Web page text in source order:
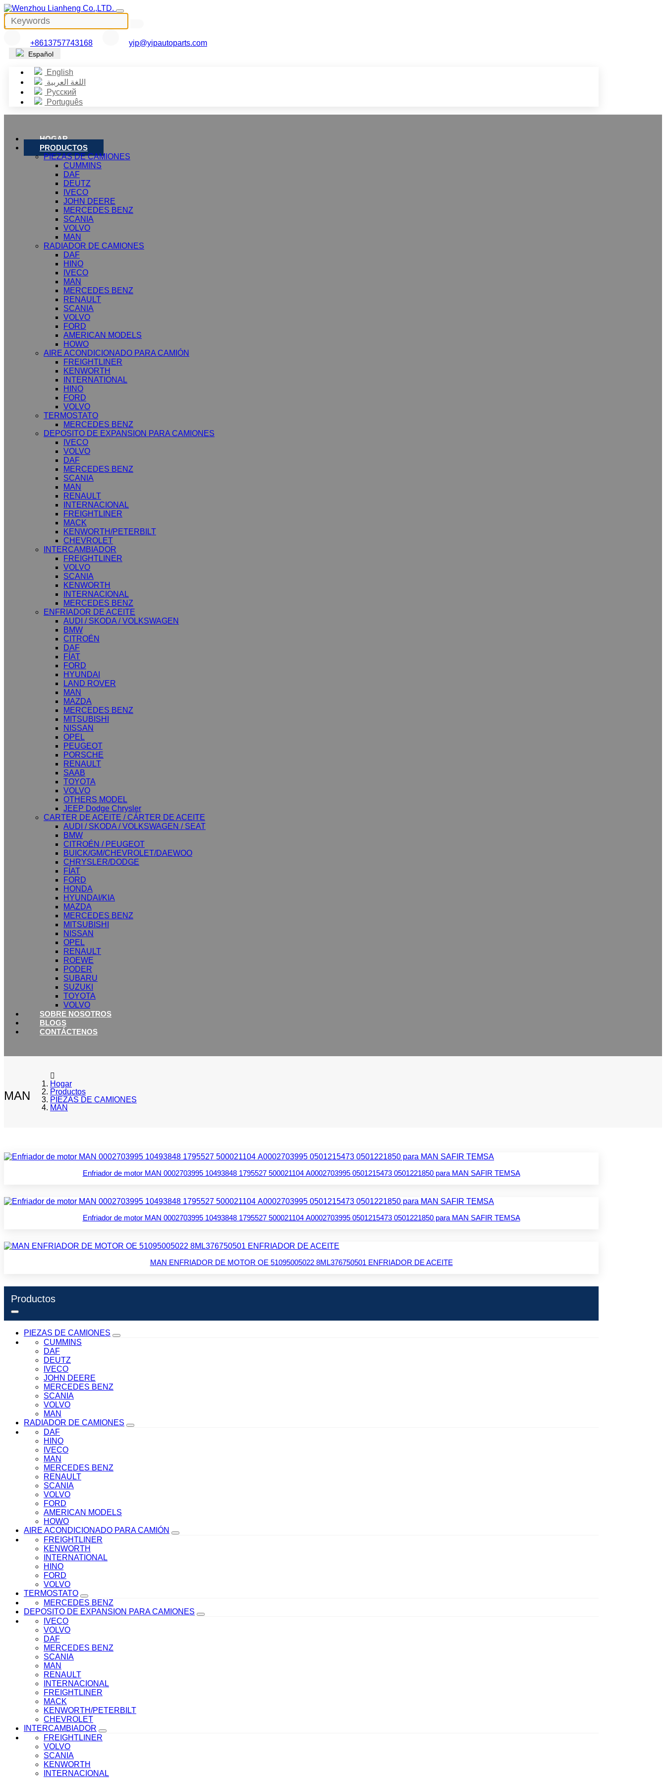
+8613757743168 yip@yipautoparts.com
Español
English
اللغة العربية
Русский
Português
HOGAR
PRODUCTOS
PIEZAS DE CAMIONES
CUMMINS
DAF
DEUTZ
IVECO
JOHN DEERE
MERCEDES BENZ
SCANIA
VOLVO
MAN
RADIADOR DE CAMIONES
DAF
HINO
IVECO
MAN
MERCEDES BENZ
RENAULT
SCANIA
VOLVO
FORD
AMERICAN MODELS
HOWO
AIRE ACONDICIONADO PARA CAMIÓN
FREIGHTLINER
KENWORTH
INTERNATIONAL
HINO
FORD
VOLVO
TERMOSTATO
MERCEDES BENZ
DEPOSITO DE EXPANSION PARA CAMIONES
IVECO
VOLVO
DAF
MERCEDES BENZ
SCANIA
MAN
RENAULT
INTERNACIONAL
FREIGHTLINER
MACK
KENWORTH/PETERBILT
CHEVROLET
INTERCAMBIADOR
FREIGHTLINER
VOLVO
SCANIA
KENWORTH
INTERNACIONAL
MERCEDES BENZ
ENFRIADOR DE ACEITE
AUDI / SKODA / VOLKSWAGEN
BMW
CITROÉN
DAF
FÍAT
FORD
HYUNDAI
LAND ROVER
MAN
MAZDA
MERCEDES BENZ
MITSUBISHI
NISSAN
OPEL
PEUGEOT
PORSCHE
RENAULT
SAAB
TOYOTA
VOLVO
OTHERS MODEL
JEEP Dodge Chrysler
CARTER DE ACEITE / CÁRTER DE ACEITE
AUDI / SKODA / VOLKSWAGEN / SEAT
BMW
CITROÉN / PEUGEOT
BUICK/GM/CHEVROLET/DAEWOO
CHRYSLER/DODGE
FÍAT
FORD
HONDA
HYUNDAI/KIA
MAZDA
MERCEDES BENZ
MITSUBISHI
NISSAN
OPEL
RENAULT
ROEWE
PODER
SUBARU
SUZUKI
TOYOTA
VOLVO
SOBRE NOSOTROS
BLOGS
CONTÁCTENOS
MAN
Hogar
Productos
PIEZAS DE CAMIONES
MAN
Enfriador de motor MAN 0002703995 10493848 1795527 500021104 A0002703995 0501215473 0501221850 para MAN SAFIR TEMSA
Enfriador de motor MAN 0002703995 10493848 1795527 500021104 A0002703995 0501215473 0501221850 para MAN SAFIR TEMSA
MAN ENFRIADOR DE MOTOR OE 51095005022 8ML376750501 ENFRIADOR DE ACEITE
Productos
PIEZAS DE CAMIONES
CUMMINS
DAF
DEUTZ
IVECO
JOHN DEERE
MERCEDES BENZ
SCANIA
VOLVO
MAN
RADIADOR DE CAMIONES
DAF
HINO
IVECO
MAN
MERCEDES BENZ
RENAULT
SCANIA
VOLVO
FORD
AMERICAN MODELS
HOWO
AIRE ACONDICIONADO PARA CAMIÓN
FREIGHTLINER
KENWORTH
INTERNATIONAL
HINO
FORD
VOLVO
TERMOSTATO
MERCEDES BENZ
DEPOSITO DE EXPANSION PARA CAMIONES
IVECO
VOLVO
DAF
MERCEDES BENZ
SCANIA
MAN
RENAULT
INTERNACIONAL
FREIGHTLINER
MACK
KENWORTH/PETERBILT
CHEVROLET
INTERCAMBIADOR
FREIGHTLINER
VOLVO
SCANIA
KENWORTH
INTERNACIONAL